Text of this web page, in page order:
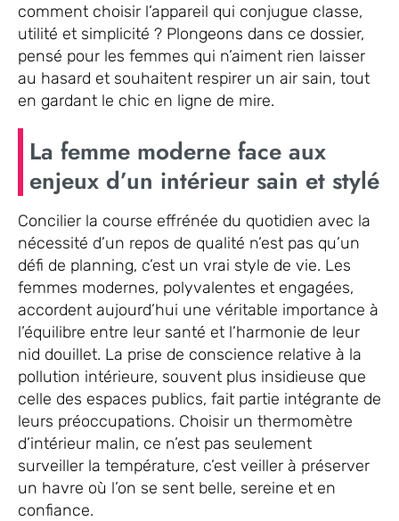
comment choisir l’appareil qui conjugue classe,
utilité et simplicité ? Plongeons dans ce dossier,
pensé pour les femmes qui n’aiment rien laisser
au hasard et souhaitent respirer un air sain, tout
en gardant le chic en ligne de mire.
La femme moderne face aux
enjeux d’un intérieur sain et stylé
Concilier la course effrénée du quotidien avec la
nécessité d’un repos de qualité n’est pas qu’un
défi de planning, c’est un vrai style de vie. Les
femmes modernes, polyvalentes et engagées,
accordent aujourd’hui une véritable importance à
l’équilibre entre leur santé et l’harmonie de leur
nid douillet. La prise de conscience relative à la
pollution intérieure, souvent plus insidieuse que
celle des espaces publics, fait partie intégrante de
leurs préoccupations. Choisir un thermomètre
d’intérieur malin, ce n’est pas seulement
surveiller la température, c’est veiller à préserver
un havre où l’on se sent belle, sereine et en
confiance.